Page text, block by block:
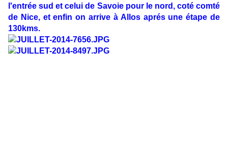
l'entrée sud et celui de Savoie pour le nord, coté comté
de Nice, et enfin on arrive à Allos aprés une étape de
130kms.